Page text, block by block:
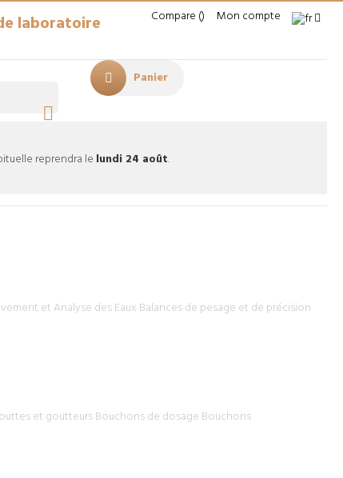
Compare Mon compte
laboratoire

Panier
reprendra le lundi 24 août.
et Analyse des Eaux Balances de pesage et de précision
et goutteursBouchons de dosage Bouchons